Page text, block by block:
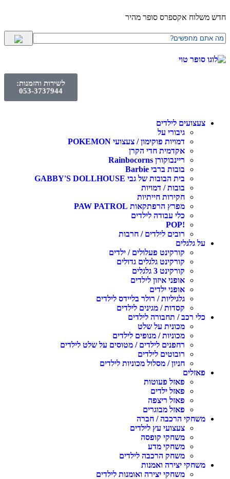
אקספרס סופר מהיר
לשירות והזמנות:
053-3737944
לילדים
גיבורי על
דמויות פוקימון / צעצועי POKEMON
אקדמית חדי הקרן
ריינבוקורן Rainbocorns
בובות ברבי Barbie
בית הבובות של גבי GABBY'S DOLLHOUSE
בובות / דמויות
חקירות חייתיות
מפרץ הרפתקאות PAW PATROL
כלי עבודה לילדים
רובים לילדים / חרבות
גלגלים
קורקינט פעלולים / ילדים
קורקינט גלגלים גדולים
קורקינט 3 גלגלים
אופני איזון לילדים
אופני ילדים
גלגיליות / רולר בליידס לילדים
קסדות / מגינים לילדים
רכב / תחבורה לילדים
מכונית על שלט
מכוניות / מנופים לילדים
רחפנים לילדים / מטוסים על שלט לילדים
רובוטים לילדים
חניון / מסלול מכוניות לילדים
פאזל פעוטות
פאזל ילדים
פאזל ריצפה
פאזל מבוגרים
הרכבה / חברה
צעצועי עץ לילדים
משחקי קופסה
משחקי מדע
משחק הרכבה לילדים
יצירה ואמנות
משחקי יצירה ואומנות לילדים